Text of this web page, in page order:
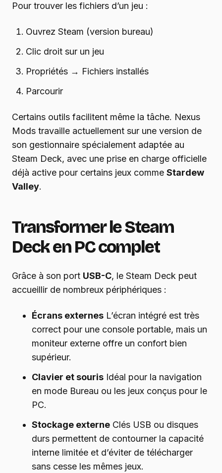
Pour trouver les fichiers d’un jeu :
Ouvrez Steam (version bureau)
Clic droit sur un jeu
Propriétés → Fichiers installés
Parcourir
Certains outils facilitent même la tâche. Nexus
Mods travaille actuellement sur une version de
son gestionnaire spécialement adaptée au
Steam Deck, avec une prise en charge officielle
déjà active pour certains jeux comme Stardew
Valley.
Transformer le Steam
Deck en PC complet
Grâce à son port USB-C, le Steam Deck peut
accueillir de nombreux périphériques :
Écrans externes L’écran intégré est très
correct pour une console portable, mais un
moniteur externe offre un confort bien
supérieur.
Clavier et souris Idéal pour la navigation
en mode Bureau ou les jeux conçus pour le
PC.
Stockage externe Clés USB ou disques
durs permettent de contourner la capacité
interne limitée et d’éviter de télécharger
sans cesse les mêmes jeux.